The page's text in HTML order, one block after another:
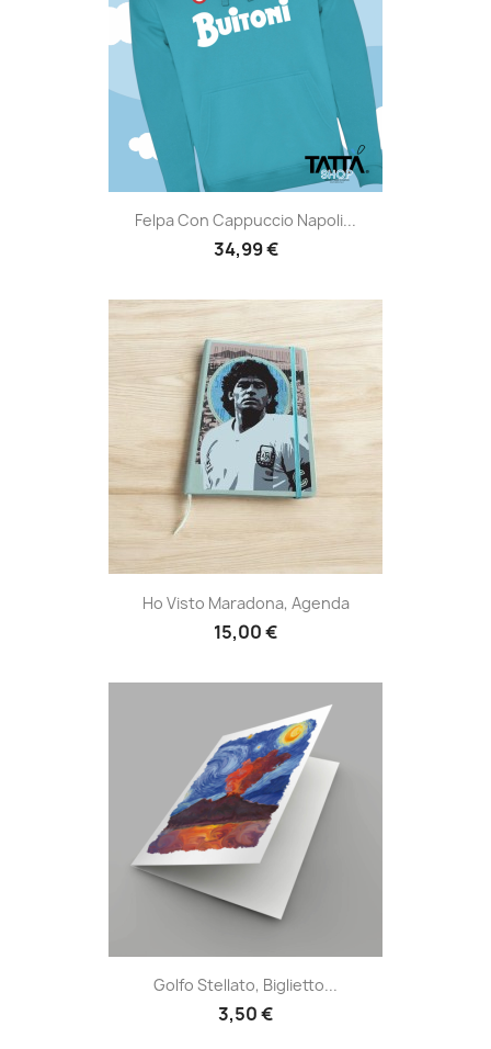
Felpa Con Cappuccio Napoli...
34,99 €
Ho Visto Maradona, Agenda
15,00 €
Golfo Stellato, Biglietto...
3,50 €